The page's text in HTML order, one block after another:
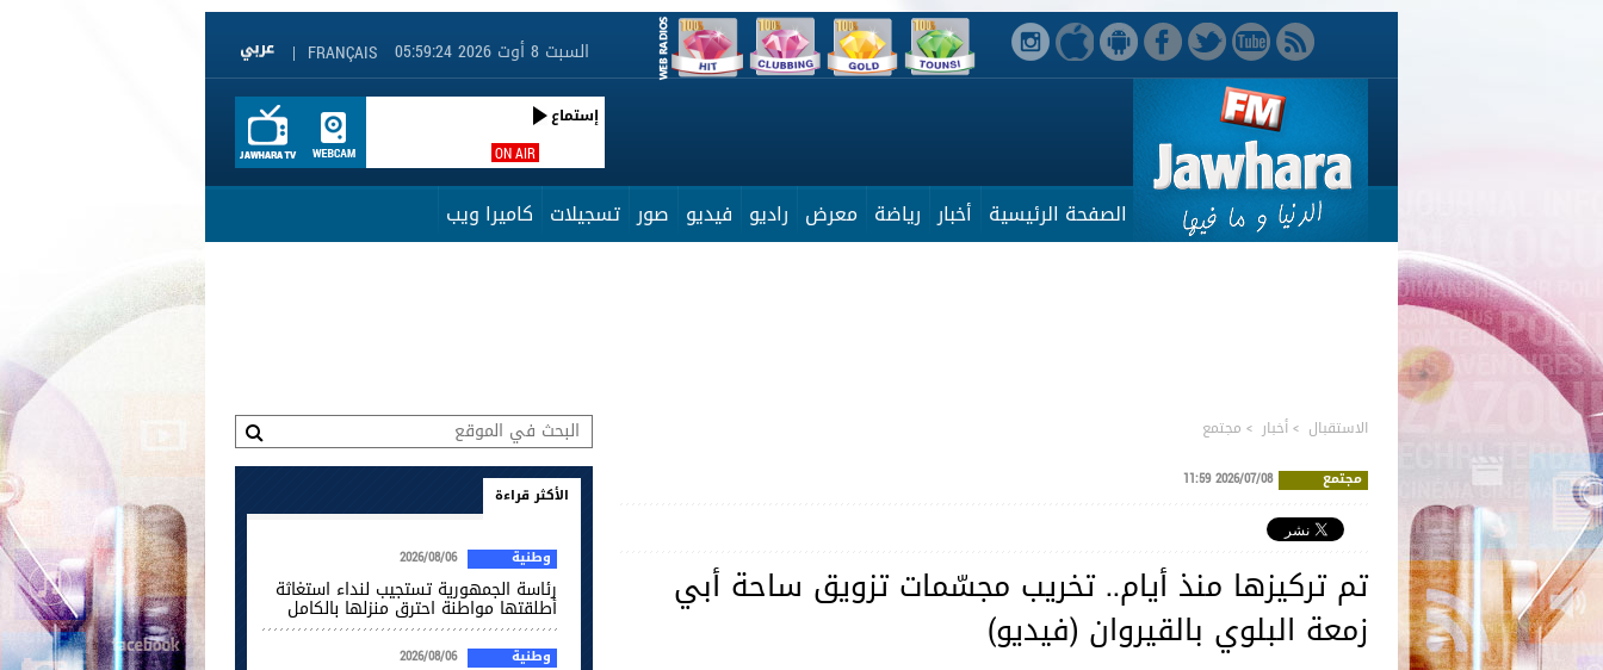
FRANÇAIS
| السبت 8 أوت 2026 05:59:25
ON AIR
إستماع
الصفحة الرئيسية أخبار رياضة معرض راديو فيديو صور تسجيلات كاميرا ويب
الاستقبال >أخبار > مجتمع
مجتمع 2026/07/08 11:59
تم تركيزها منذ أيام.. تخريب مجسّمات تزويق ساحة أبي
زمعة البلوي بالقيروان (فيديو)
الأكثر قراءة
وطنية 2026/08/06
رئاسة الجمهورية تستجيب لنداء استغاثة
أطلقتها مواطنة احترق منزلها بالكامل
وطنية 2026/08/06